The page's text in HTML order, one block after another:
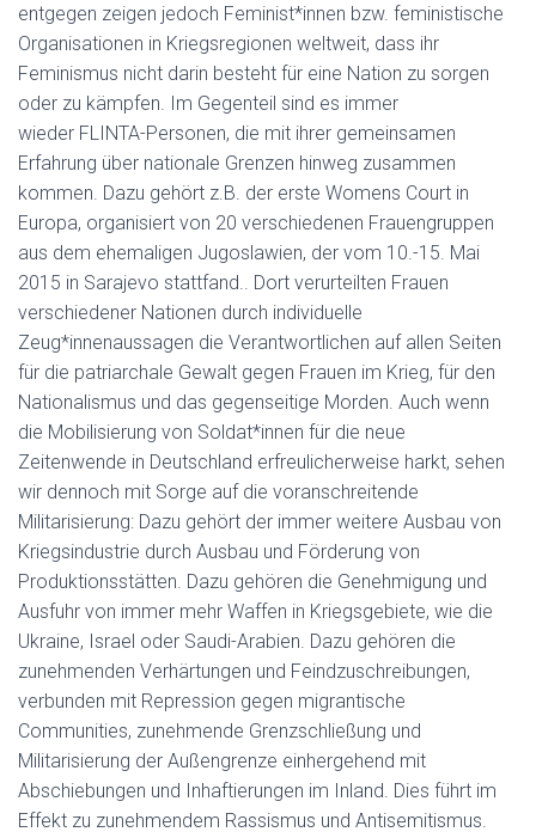
entgegen zeigen jedoch Feminist*innen bzw. feministische
Organisationen in Kriegsregionen weltweit, dass ihr
Feminismus nicht darin besteht für eine Nation zu sorgen
oder zu kämpfen. Im Gegenteil sind es immer
wieder FLINTA-Personen, die mit ihrer gemeinsamen
Erfahrung über nationale Grenzen hinweg zusammen
kommen. Dazu gehört z.B. der erste Womens Court in
Europa, organisiert von 20 verschiedenen Frauengruppen
aus dem ehemaligen Jugoslawien, der vom 10.-15. Mai
2015 in Sarajevo stattfand.. Dort verurteilten Frauen
verschiedener Nationen durch individuelle
Zeug*innenaussagen die Verantwortlichen auf allen Seiten
für die patriarchale Gewalt gegen Frauen im Krieg, für den
Nationalismus und das gegenseitige Morden. Auch wenn
die Mobilisierung von Soldat*innen für die neue
Zeitenwende in Deutschland erfreulicherweise harkt, sehen
wir dennoch mit Sorge auf die voranschreitende
Militarisierung: Dazu gehört der immer weitere Ausbau von
Kriegsindustrie durch Ausbau und Förderung von
Produktionsstätten. Dazu gehören die Genehmigung und
Ausfuhr von immer mehr Waffen in Kriegsgebiete, wie die
Ukraine, Israel oder Saudi-Arabien. Dazu gehören die
zunehmenden Verhärtungen und Feindzuschreibungen,
verbunden mit Repression gegen migrantische
Communities, zunehmende Grenzschließung und
Militarisierung der Außengrenze einhergehend mit
Abschiebungen und Inhaftierungen im Inland. Dies führt im
Effekt zu zunehmendem Rassismus und Antisemitismus.